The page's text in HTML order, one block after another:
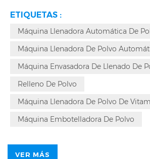
en contenedores con una precisión de
Las máquinas embotelladoras de
para una variedad de materiales,
comunes, polvos pegajosos con baja
higroscópicos y gránulos altamente
farmacéuticos, proteínas en polvo,
leche en polvo.
ETIQUETAS :
Máquina Llenadora Automática De
Máquina Llenadora De Polvo
Máquina Envasadora De Llenado De
Relleno De Polvo
Máquina Llenadora De Polvo De
Máquina Embotelladora De Polvo
VER MÁS